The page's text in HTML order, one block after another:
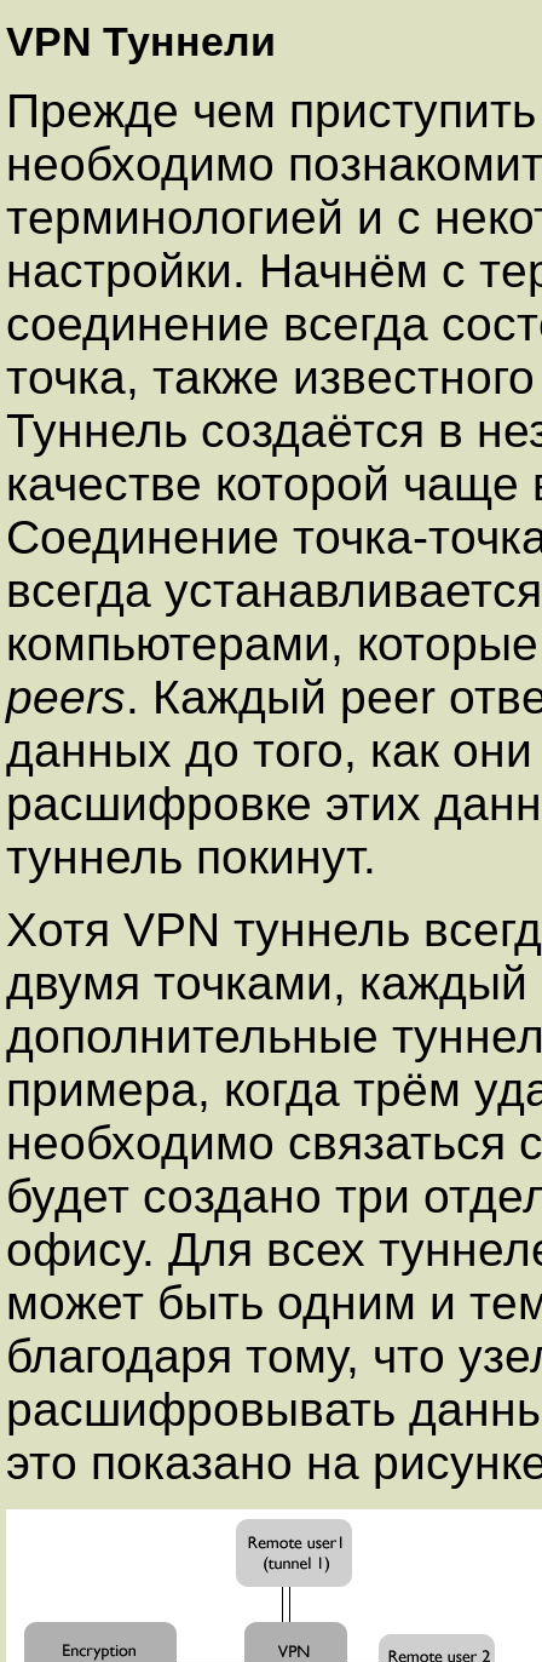
VPN Туннели
Прежде чем
необходимо
терминологией и с
настройки. Начнём с
соединение всегда
точка, также
Туннель создаётся в
качестве которой чаще
Соединение точка-
всегда
компьютерами,
peers. Каждый peer
данных до того, как
расшифровке этих
туннель покинут.
Хотя VPN туннель
двумя точками, каждый
дополнительные
примера, когда трём
необходимо
будет создано три
офису. Для всех
может быть одним и
благодаря тому, что
расшифровывать
это показано на